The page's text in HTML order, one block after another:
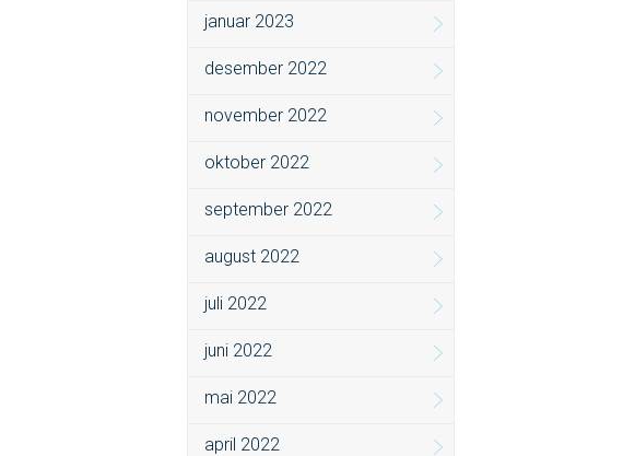
januar 2023
desember 2022
november 2022
oktober 2022
september 2022
august 2022
juli 2022
juni 2022
mai 2022
april 2022